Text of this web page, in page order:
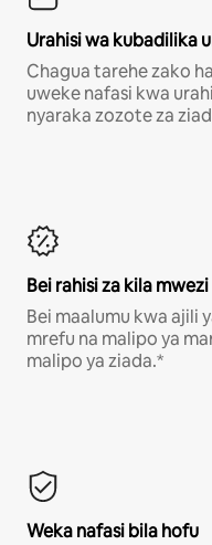
Urahisi wa kubadilika
Chagua tarehe zako
uweke nafasi kwa
nyaraka zozote za
Bei rahisi za kila mwezi
Bei maalumu kwa ajili
mrefu na malipo ya
malipo ya ziada.*
Weka nafasi bila hofu